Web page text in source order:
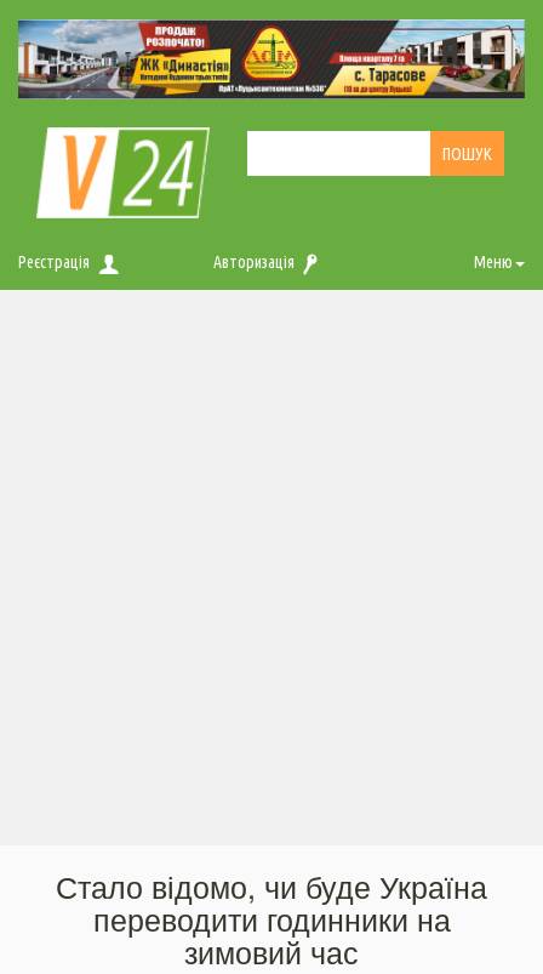
Реєстрація Авторизація Меню
Стало відомо, чи буде Україна
переводити годинники на
зимовий час